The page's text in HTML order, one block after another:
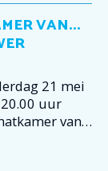
VAN...
21 mei
uur
van…